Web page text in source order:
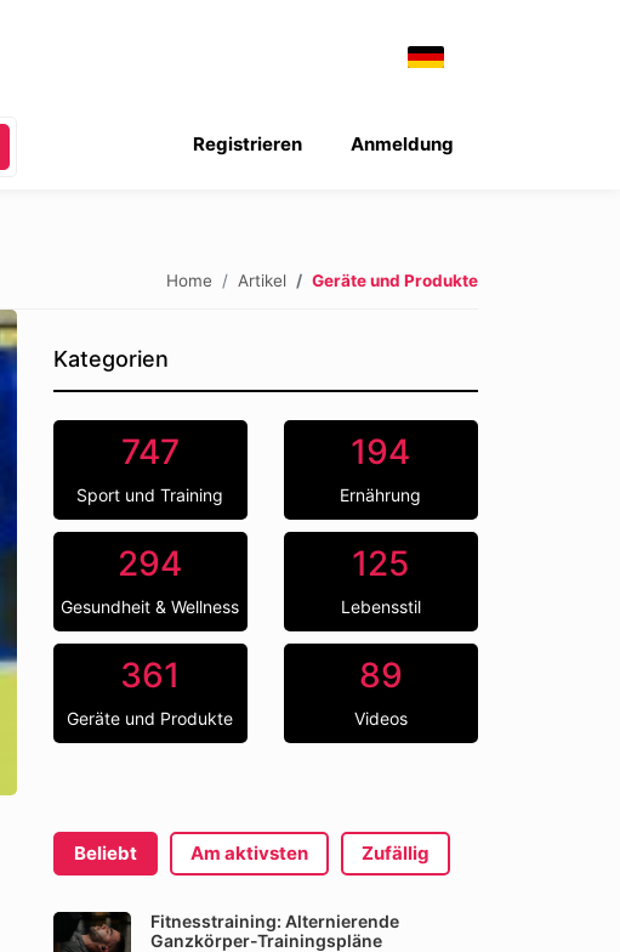
Anmeldung
Registrieren
Home Artikel Geräte und Produkte
Kategorien
747
Sport und Training
194
Ernährung
294
Gesundheit & Wellness
125
Lebensstil
361
Geräte und Produkte
89
Videos
Beliebt Am aktivsten Zufällig
Fitnesstraining: Alternierende
Ganzkörper-Trainingspläne